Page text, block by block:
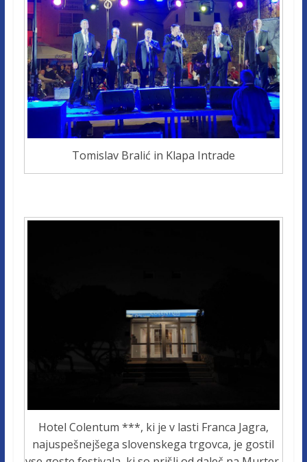
Tomislav Bralić in Klapa Intrade
Hotel Colentum ***, ki je v lasti Franca Jagra,
najuspešnejšega slovenskega trgovca, je gostil